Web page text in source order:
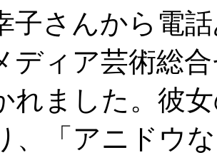
子さんから電
ディア芸術総
れました。彼
、「アニドウ